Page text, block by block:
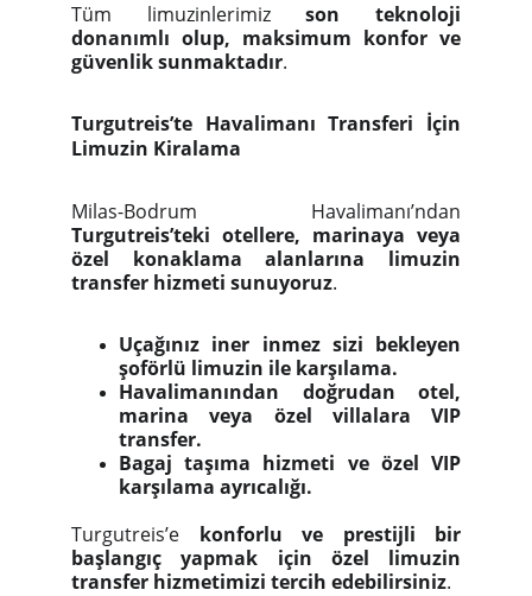
Tüm limuzinlerimizson teknoloji
donanımlı olup, maksimum konfor ve
güvenlik sunmaktadır.
Turgutreis’te Havalimanı Transferi İçin
Limuzin Kiralama
Milas-Bodrum Havalimanı’ndan
Turgutreis’teki otellere, marinaya veya
özel konaklama alanlarına limuzin
transfer hizmeti sunuyoruz.
Uçağınız iner inmez sizi bekleyen
şoförlü limuzin ile karşılama.
Havalimanından doğrudan otel,
marina veya özel villalara VIP
transfer.
Bagaj taşıma hizmeti ve özel VIP
karşılama ayrıcalığı.
Turgutreis’e konforlu ve prestijli bir
başlangıç yapmak için özel limuzin
transfer hizmetimizi tercih edebilirsiniz.